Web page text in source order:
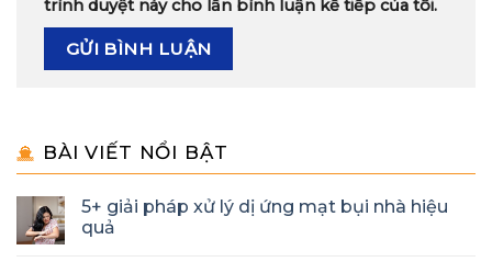
trình duyệt này cho lần bình luận kế tiếp của tôi.
BÀI VIẾT NỔI BẬT
5+ giải pháp xử lý dị ứng mạt bụi nhà hiệu
quả